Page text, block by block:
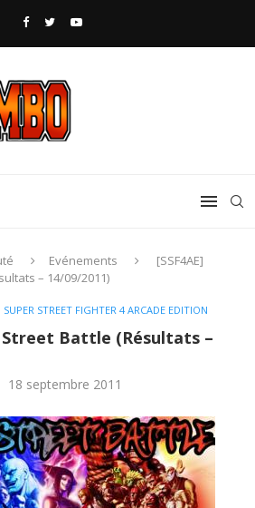
Evénements
[SSF4AE]
– 14/09/2011)
SUPER STREET FIGHTER 4 ARCADE EDITION
Street Battle (Résultats –
18 septembre 2011